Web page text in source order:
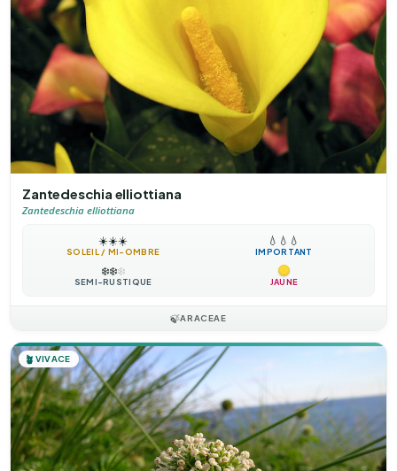
Zantedeschia elliottiana
Zantedeschia elliottiana
☀️☀️☀️
SOLEIL / MI-OMBRE
💧 💧 💧
IMPORTANT
❄️❄️❄️
SEMI-RUSTIQUE JAUNE
🍃ARACEAE
🪴 VIVACE